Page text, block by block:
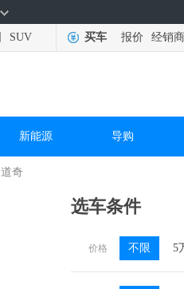
SUV 买车 报价 经销商
新能源 导购
道奇
选车条件
价格 不限 5